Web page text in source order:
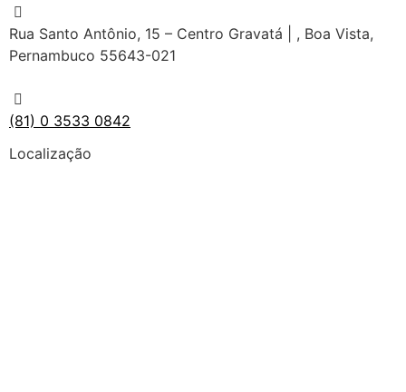
Rua Santo Antônio, 15 – Centro Gravatá | , Boa Vista,
Pernambuco 55643-021
(81) 0 3533 0842
Localização